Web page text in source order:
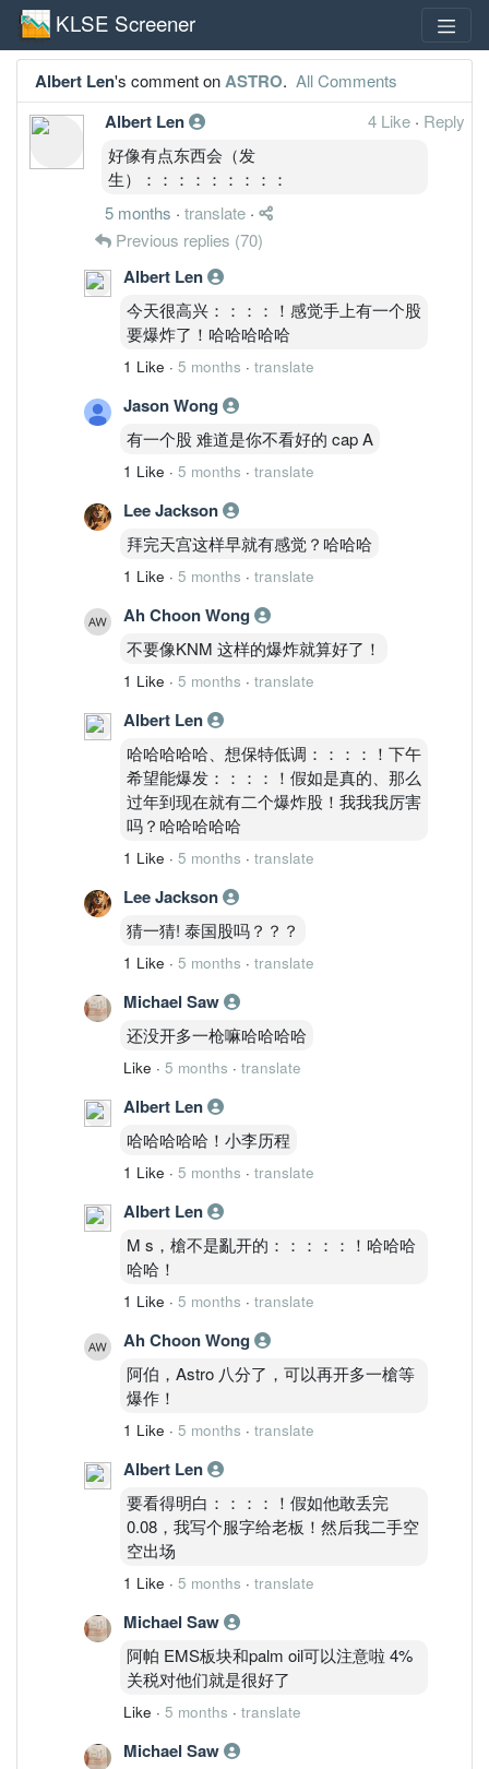
KLSE Screener
Albert Len's comment onASTRO. All Comments
Albert Len 4 Like · Reply
好像有点东西会（发
生）：：：：：：：：：
5 months · translate ·
Previous replies (70)
Albert Len
今天很高兴：：：：！感觉手上有一个股
要爆炸了！哈哈哈哈哈
1 Like · 5 months · translate
Jason Wong
有一个股 难道是你不看好的 cap A
1 Like · 5 months · translate
Lee Jackson
拜完天宫这样早就有感觉？哈哈哈
1 Like · 5 months · translate
Ah Choon Wong
不要像KNM 这样的爆炸就算好了！
1 Like · 5 months · translate
Albert Len
哈哈哈哈哈、想保特低调：：：：！下午
希望能爆发：：：：！假如是真的、那么
过年到现在就有二个爆炸股！我我我厉害
吗？哈哈哈哈哈
1 Like · 5 months · translate
Lee Jackson
猜一猜! 泰国股吗？？？
1 Like · 5 months · translate
Michael Saw
还没开多一枪嘛哈哈哈哈
Like · 5 months · translate
Albert Len
哈哈哈哈哈！小李历程
1 Like · 5 months · translate
Albert Len
M s，槍不是亂开的：：：：：！哈哈哈
哈哈！
1 Like · 5 months · translate
Ah Choon Wong
阿伯，Astro 八分了，可以再开多一槍等
爆作！
1 Like · 5 months · translate
Albert Len
要看得明白：：：：！假如他敢丢完
0.08，我写个服字给老板！然后我二手空
空出场
1 Like · 5 months · translate
Michael Saw
阿帕 EMS板块和palm oil可以注意啦 4%
关税对他们就是很好了
Like · 5 months · translate
Michael Saw